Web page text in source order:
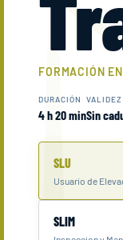
FORMACIÓN
DURACIÓN
4 h 20 min
VALIDEZ
Sin
SLU
Usuario de
SLIM